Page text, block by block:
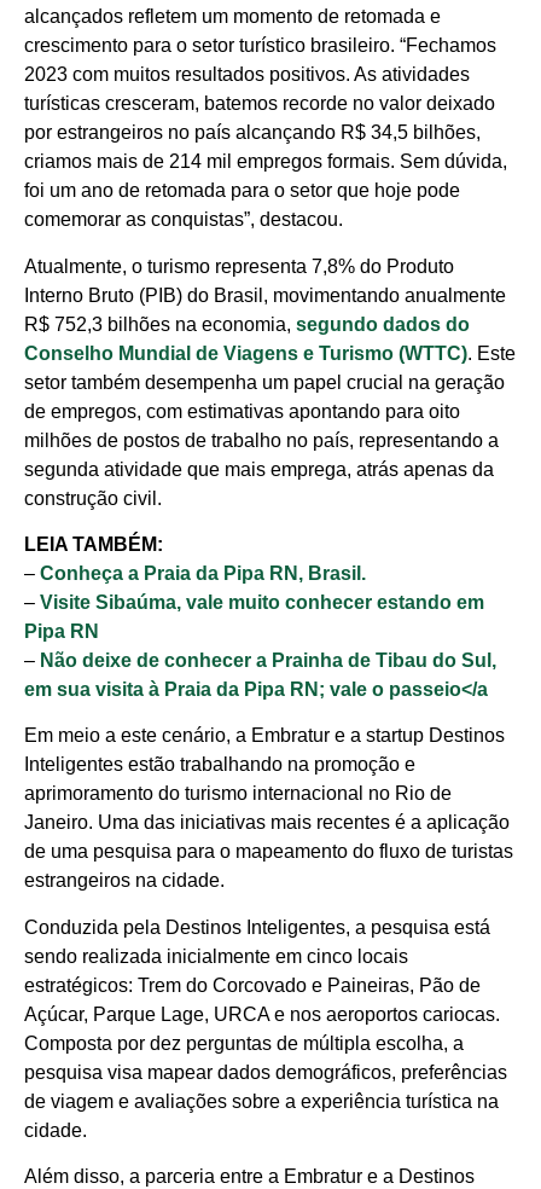
alcançados refletem um momento de retomada e
crescimento para o setor turístico brasileiro. “Fechamos
2023 com muitos resultados positivos. As atividades
turísticas cresceram, batemos recorde no valor deixado
por estrangeiros no país alcançando R$ 34,5 bilhões,
criamos mais de 214 mil empregos formais. Sem dúvida,
foi um ano de retomada para o setor que hoje pode
comemorar as conquistas”, destacou.
Atualmente, o turismo representa 7,8% do Produto
Interno Bruto (PIB) do Brasil, movimentando anualmente
R$ 752,3 bilhões na economia, segundo dados do
Conselho Mundial de Viagens e Turismo (WTTC). Este
setor também desempenha um papel crucial na geração
de empregos, com estimativas apontando para oito
milhões de postos de trabalho no país, representando a
segunda atividade que mais emprega, atrás apenas da
construção civil.
LEIA TAMBÉM:
– Conheça a Praia da Pipa RN, Brasil.
– Visite Sibaúma, vale muito conhecer estando em
Pipa RN
– Não deixe de conhecer a Prainha de Tibau do Sul,
em sua visita à Praia da Pipa RN; vale o passeio</a
Em meio a este cenário, a Embratur e a startup Destinos
Inteligentes estão trabalhando na promoção e
aprimoramento do turismo internacional no Rio de
Janeiro. Uma das iniciativas mais recentes é a aplicação
de uma pesquisa para o mapeamento do fluxo de turistas
estrangeiros na cidade.
Conduzida pela Destinos Inteligentes, a pesquisa está
sendo realizada inicialmente em cinco locais
estratégicos: Trem do Corcovado e Paineiras, Pão de
Açúcar, Parque Lage, URCA e nos aeroportos cariocas.
Composta por dez perguntas de múltipla escolha, a
pesquisa visa mapear dados demográficos, preferências
de viagem e avaliações sobre a experiência turística na
cidade.
Além disso, a parceria entre a Embratur e a Destinos